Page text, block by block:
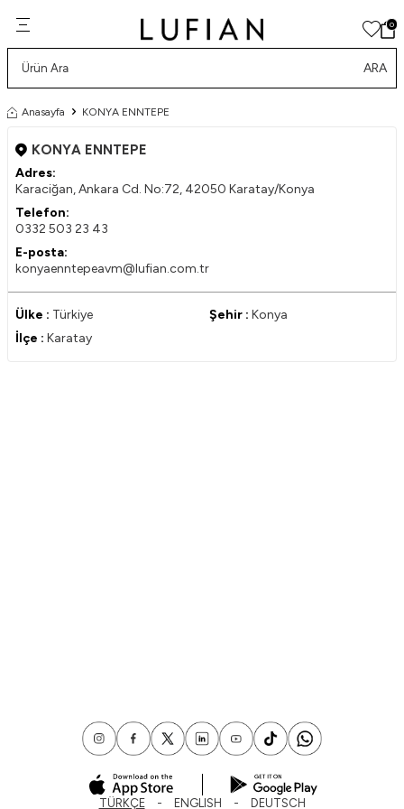
0
ARA
Anasayfa KONYA ENNTEPE
KONYA ENNTEPE
Adres:
Karaciğan, Ankara Cd. No:72, 42050 Karatay/Konya
Telefon:
0332 503 23 43
E-posta:
konyaenntepeavm@lufian.com.tr
Ülke : Türkiye Şehir : Konya
İlçe : Karatay
TÜRKÇE ENGLISH DEUTSCH